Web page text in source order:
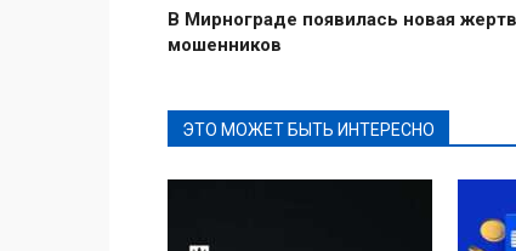
В Мирнограде появилась новая
мошенников
ЭТО МОЖЕТ БЫТЬ ИНТЕРЕСНО